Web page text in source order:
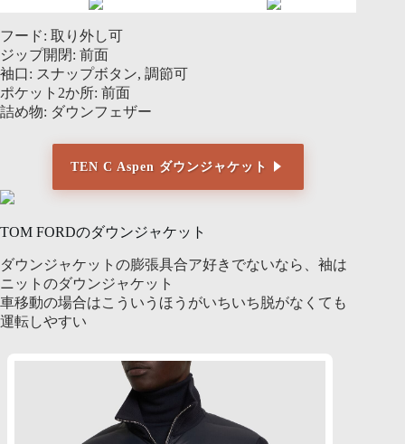
フード: 取り外し可
ジップ開閉: 前面
袖口: スナップボタン, 調節可
ポケット2か所: 前面
詰め物: ダウンフェザー
TEN C Aspen ダウンジャケット
TOM FORDのダウンジャケット
ダウンジャケットの膨張具合ア好きでないなら、袖は
ニットのダウンジャケット
車移動の場合はこういうほうがいちいち脱がなくても
運転しやすい